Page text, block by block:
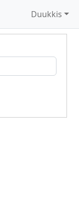
Duukkis